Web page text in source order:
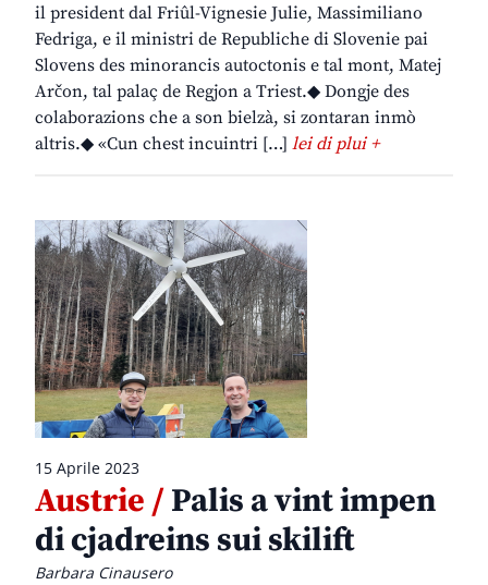
il president dal Friûl-Vignesie Julie, Massimiliano
Fedriga, e il ministri de Republiche di Slovenie pai
Slovens des minorancis autoctonis e tal mont, Matej
Arčon, tal palaç de Regjon a Triest.◆ Dongje des
colaborazions che a son bielzà, si zontaran inmò
altris.◆ «Cun chest incuintri […] lei di plui +
15 Aprile 2023
Austrie /Palis a vint impen
di cjadreins sui skilift
Barbara Cinausero